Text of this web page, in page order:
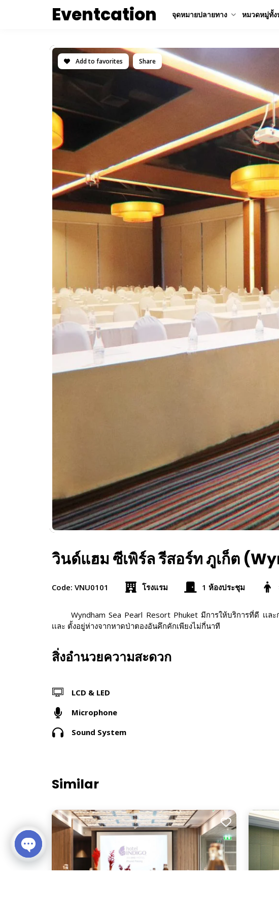
Eventcation จุดหมายปลายทาง หมวดหมู่ทั้
Add to favorites Share
วินด์แฮม ซีเพิร์ล รีสอร์ท ภูเก็ต
Code: VNU0101 โรงแรม 1 ห้องประชุม
Wyndham Sea Pearl Resort Phuket มีการให้บริการที่ดี เเล
เเละ ตั้งอยู่ห่างจากหาดป่าตองอันคึกคักเพียงไม่กี่นาที
สิ่งอำนวยความสะดวก
LCD & LED
Microphone
Sound System
Similar